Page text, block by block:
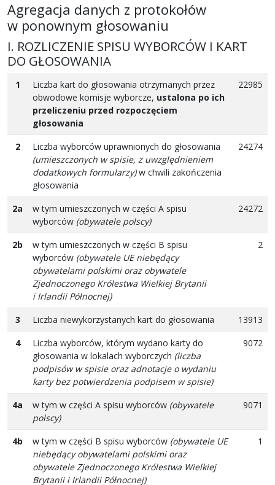
Agregacja danych z protokołów
w ponownym głosowaniu
I. ROZLICZENIE SPISU WYBORCÓW I KART
DO GŁOSOWANIA
1
Liczba kart do głosowania otrzymanych przez
obwodowe komisje wyborcze, ustalona po ich
przeliczeniu przed rozpoczęciem
głosowania
22985
2
Liczba wyborców uprawnionych do głosowania
(umieszczonych w spisie, z uwzględnieniem
dodatkowych formularzy)w chwili zakończenia
głosowania
24274
2a
w tym umieszczonych w części A spisu
wyborców (obywatele polscy)
24272
2b
w tym umieszczonych w części B spisu
wyborców (obywatele UE niebędący
obywatelami polskimi oraz obywatele
Zjednoczonego Królestwa Wielkiej Brytanii
i Irlandii Północnej)
2
3 Liczba niewykorzystanych kart do głosowania
13913
4
Liczba wyborców, którym wydano karty do
głosowania w lokalach wyborczych (liczba
podpisów w spisie oraz adnotacje o wydaniu
karty bez potwierdzenia podpisem w spisie)
9072
4a w tym w części A spisu wyborców (obywatele
polscy)
9071
4b w tym w części B spisu wyborców (obywatele UE
niebędący obywatelami polskimi oraz
obywatele Zjednoczonego Królestwa Wielkiej
Brytanii i Irlandii Północnej)
1